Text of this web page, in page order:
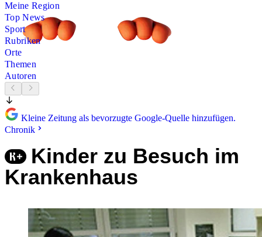
Meine Region
Top News
Sport
Rubriken
Orte
Themen
Autoren
Kleine Zeitung als bevorzugte Google-Quelle hinzufügen.
Chronik
Kinder zu Besuch im
Krankenhaus